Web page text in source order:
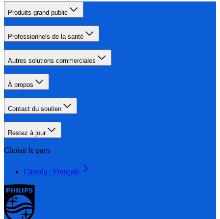
Produits grand public
Professionnels de la santé
Autres solutions commerciales
À propos
Contact du soutien
Restez à jour
Choisir le pays
Canada / Français